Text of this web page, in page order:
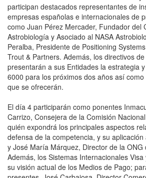
participan destacados representantes de
empresas españolas e internacionales de
como Juan Pérez Mercader, Fundador del
Astrobiología y Asociado al NASA
Peralba, Presidente de Positioning
Trout & Partners. Además, los directivos
presentarán a sus Entidades la estrategia
6000 para los próximos dos años así
que se ofrecerán.
El día 4 participarán como ponentes
Carrizo, Consejera de la Comisión
quién expondrá los principales aspectos
defensa de la competencia, y su
y José María Márquez, Director de la ONG
Además, los Sistemas Internacionales
su visión actual de los Medios de Pago;